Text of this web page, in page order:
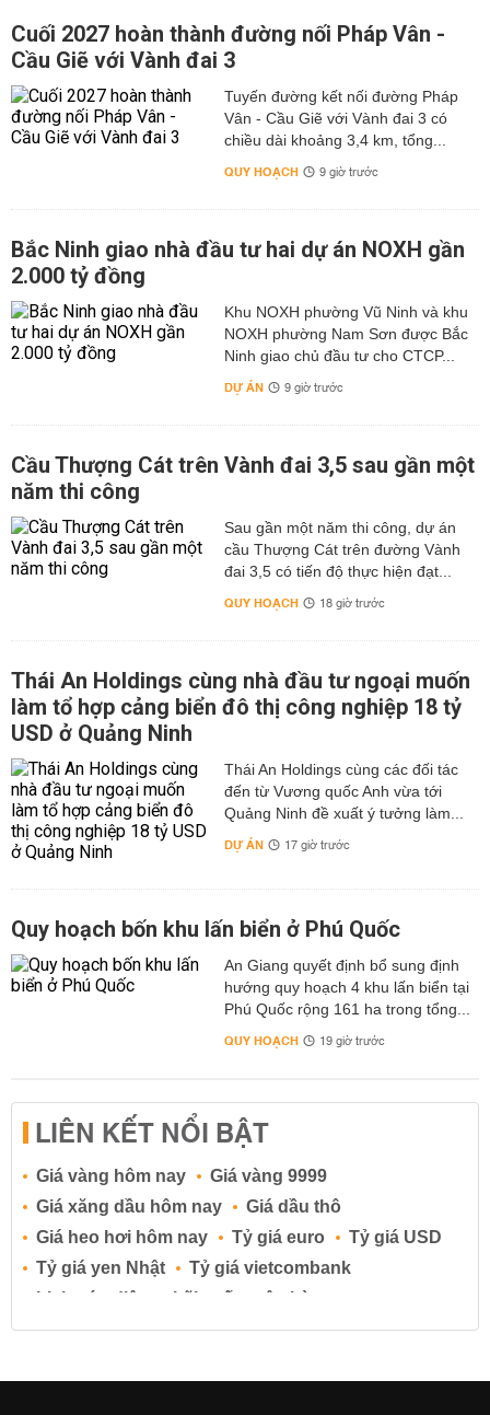
Cuối 2027 hoàn thành đường nối Pháp Vân -
Cầu Giẽ với Vành đai 3
Tuyến đường kết nối đường Pháp
Vân - Cầu Giẽ với Vành đai 3 có
chiều dài khoảng 3,4 km, tổng...
QUY HOẠCH 9 giờ trước
Bắc Ninh giao nhà đầu tư hai dự án NOXH gần
2.000 tỷ đồng
Khu NOXH phường Vũ Ninh và khu
NOXH phường Nam Sơn được Bắc
Ninh giao chủ đầu tư cho CTCP...
DỰ ÁN 9 giờ trước
Cầu Thượng Cát trên Vành đai 3,5 sau gần một
năm thi công
Sau gần một năm thi công, dự án
cầu Thượng Cát trên đường Vành
đai 3,5 có tiến độ thực hiện đạt...
QUY HOẠCH 18 giờ trước
Thái An Holdings cùng nhà đầu tư ngoại muốn
làm tổ hợp cảng biển đô thị công nghiệp 18 tỷ
USD ở Quảng Ninh
Thái An Holdings cùng các đối tác
đến từ Vương quốc Anh vừa tới
Quảng Ninh đề xuất ý tưởng làm...
DỰ ÁN 17 giờ trước
Quy hoạch bốn khu lấn biển ở Phú Quốc
An Giang quyết định bổ sung định
hướng quy hoạch 4 khu lấn biển tại
Phú Quốc rộng 161 ha trong tổng...
QUY HOẠCH 19 giờ trước
LIÊN KẾT NỔI BẬT
Giá vàng hôm nay
Giá vàng 9999
Giá xăng dầu hôm nay
Giá dầu thô
Giá heo hơi hôm nay
Tỷ giá euro
Tỷ giá USD
Tỷ giá yen Nhật
Tỷ giá vietcombank
Lịch cúp điện
Lãi suất ngân hàng
Lãi suất tiết kiệm
Lãi suất tiền gửi